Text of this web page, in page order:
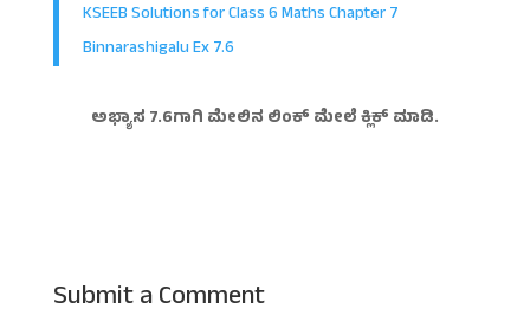
KSEEB Solutions for Class 6 Maths Chapter 7
Binnarashigalu Ex 7.6
ಅಭ್ಯಾಸ 7.6ಗಾಗಿ ಮೇಲಿನ ಲಿಂಕ್ ಮೇಲೆ ಕ್ಲಿಕ್ ಮಾಡಿ.
Submit a Comment